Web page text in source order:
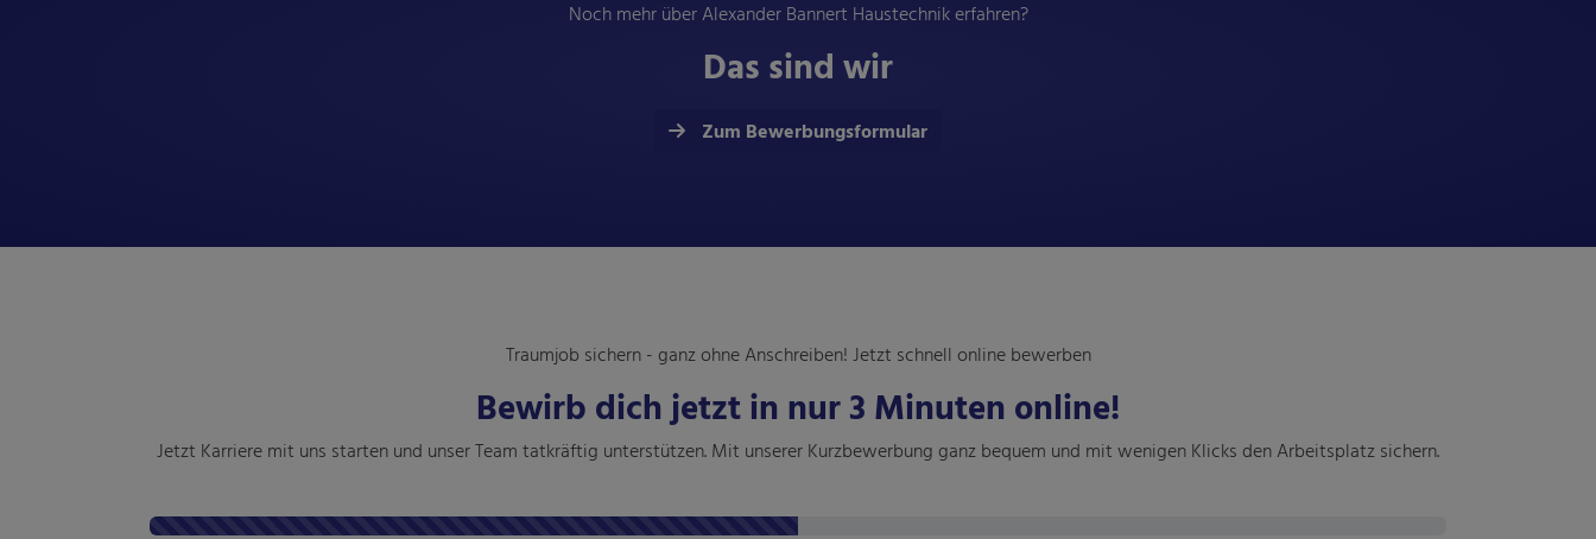
Noch mehr über Alexander Bannert Haustechnik erfahren?
Das sind wir
Zum Bewerbungsformular
Traumjob sichern - ganz ohne Anschreiben! Jetzt schnell online bewerben
Bewirb dich jetzt in nur 3 Minuten online!
Jetzt Karriere mit uns starten und unser Team tatkräftig unterstützen. Mit unserer Kurzbewerbung ganz bequem und mit wenigen Klicks den Arbeitsplatz sichern.